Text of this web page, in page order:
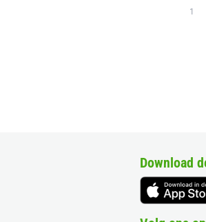
1
Download